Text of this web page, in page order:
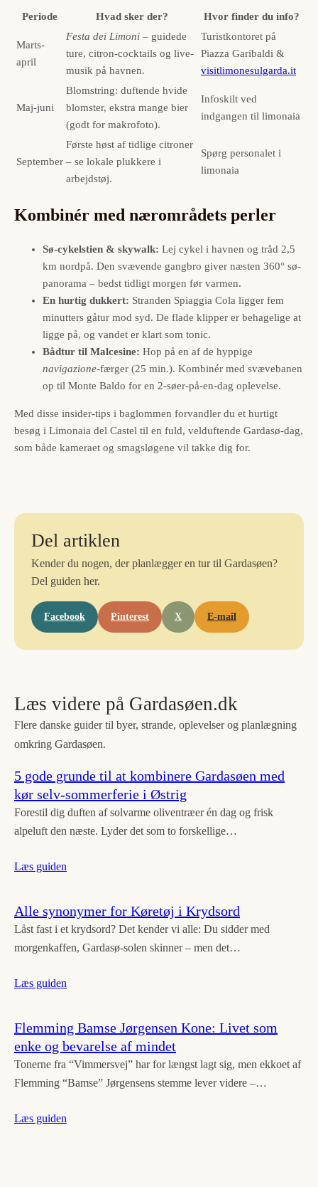
Periode Hvad sker der? Hvor finder du info?
Marts-
april
Festa dei Limoni – guidede
ture, citron-cocktails og live­
musik på havnen.
Turistkontoret på
Piazza Garibaldi &
visitlimonesulgarda.it
Maj-juni
Blomstring: duftende hvide
blomster, ekstra mange bier
(godt for makro­foto).
Info­skilt ved
indgangen til limonaia
September
Første høst af tidlige citroner
– se lokale plukkere i
arbejdstøj.
Spørg personalet i
limonaia
Kombinér med nærområdets perler
Sø-cykelstien & skywalk: Lej cykel i havnen og tråd 2,5
km nordpå. Den svævende gangbro giver næsten 360° sø-
panorama – bedst tidligt morgen før varmen.
En hurtig dukkert: Stranden Spiaggia Cola ligger fem
minutters gåtur mod syd. De flade klipper er behagelige at
ligge på, og vandet er klart som tonic.
Bådtur til Malcesine: Hop på en af de hyppige
navigazione-færger (25 min.). Kombinér med svævebanen
op til Monte Baldo for en 2-søer-på-en-dag oplevelse.
Med disse insider-tips i baglommen forvandler du et hurtigt
besøg i Limonaia del Castel til en fuld, velduftende Gardasø-dag,
som både kameraet og smagsløgene vil takke dig for.
Del artiklen
Kender du nogen, der planlægger en tur til Gardasøen?
Del guiden her.
Facebook Pinterest X E-mail
Læs videre på Gardasøen.dk
Flere danske guider til byer, strande, oplevelser og planlægning
omkring Gardasøen.
5 gode grunde til at kombinere Gardasøen med
kør selv-sommerferie i Østrig
Forestil dig duften af solvarme oliventræer én dag og frisk
alpeluft den næste. Lyder det som to forskellige…
Læs guiden
Alle synonymer for Køretøj i Krydsord
Låst fast i et krydsord? Det kender vi alle: Du sidder med
morgenkaffen, Gardasø-solen skinner – men det…
Læs guiden
Flemming Bamse Jørgensen Kone: Livet som
enke og bevarelse af mindet
Tonerne fra “Vimmersvej” har for længst lagt sig, men ekkoet af
Flemming “Bamse” Jørgensens stemme lever videre –…
Læs guiden